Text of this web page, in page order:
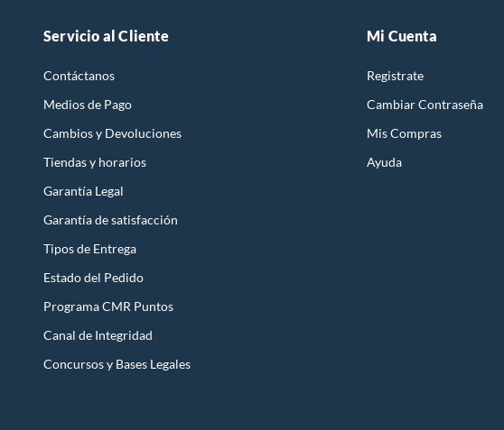
Servicio al Cliente
Contáctanos
Medios de Pago
Cambios y Devoluciones
Tiendas y horarios
Garantía Legal
Garantía de satisfacción
Tipos de Entrega
Estado del Pedido
Programa CMR Puntos
Canal de Integridad
Concursos y Bases Legales
Mi Cuenta
Registrate
Cambiar Contraseña
Mis Compras
Ayuda